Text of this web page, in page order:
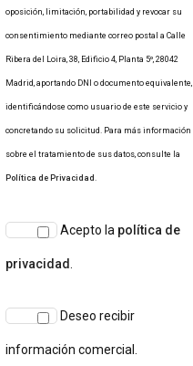
oposición, limitación, portabilidad y revocar su
consentimiento mediante correo postal a Calle
Ribera del Loira, 38, Edificio 4, Planta 5º, 28042
Madrid, aportando DNI o documento equivalente,
identificándose como usuario de este servicio y
concretando su solicitud. Para más información
sobre el tratamiento de sus datos, consulte la
Política de Privacidad .
Acepto la política de
privacidad.
Deseo recibir
información comercial.